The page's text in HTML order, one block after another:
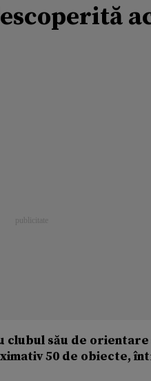
clubul său de orientare
50 de obiecte,